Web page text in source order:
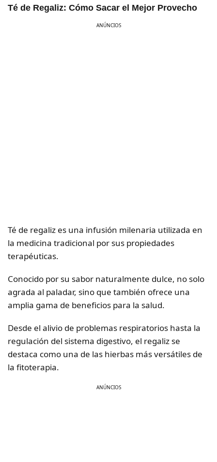
Té de Regaliz: Cómo Sacar el Mejor Provecho
ANÚNCIOS
Té de regaliz es una infusión milenaria utilizada en
la medicina tradicional por sus propiedades
terapéuticas.
Conocido por su sabor naturalmente dulce, no solo
agrada al paladar, sino que también ofrece una
amplia gama de beneficios para la salud.
Desde el alivio de problemas respiratorios hasta la
regulación del sistema digestivo, el regaliz se
destaca como una de las hierbas más versátiles de
la fitoterapia.
ANÚNCIOS